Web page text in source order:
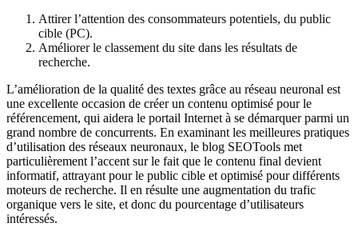
Attirer l’attention des consommateurs potentiels, du public
cible (PC).
Améliorer le classement du site dans les résultats de
recherche.
L’amélioration de la qualité des textes grâce au réseau neuronal est
une excellente occasion de créer un contenu optimisé pour le
référencement, qui aidera le portail Internet à se démarquer parmi un
grand nombre de concurrents. En examinant les meilleures pratiques
d’utilisation des réseaux neuronaux, le blog SEOTools met
particulièrement l’accent sur le fait que le contenu final devient
informatif, attrayant pour le public cible et optimisé pour différents
moteurs de recherche. Il en résulte une augmentation du trafic
organique vers le site, et donc du pourcentage d’utilisateurs
intéressés.